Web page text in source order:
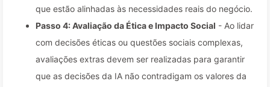
que estão alinhadas às necessidades reais do negócio.
Passo 4: Avaliação da Ética e Impacto Social - Ao lidar
com decisões éticas ou questões sociais complexas,
avaliações extras devem ser realizadas para garantir
que as decisões da IA não contradigam os valores da